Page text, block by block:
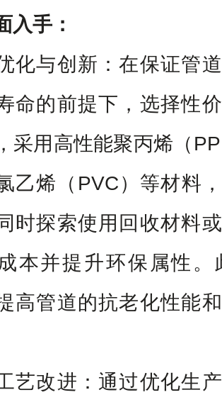
入手：
化与创新：在保证管
命的前提下，选择性
采用高性能聚丙烯（
乙烯（PVC）等材料
时探索使用回收材料
本并提升环保属性。
高管道的抗老化性能
艺改进：通过优化生